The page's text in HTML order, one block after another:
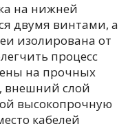
на нижней
двумя винтами, а
изолирована от
процесс
на прочных
внешний слой
высокопрочную
кабелей